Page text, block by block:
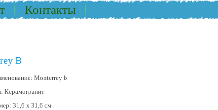
Контакты
B
Monterrey b
Керамогранит
31,6 x 31,6 см